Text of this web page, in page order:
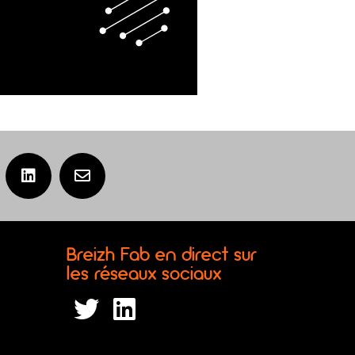
Breizh Fab en direct sur
les réseaux sociaux